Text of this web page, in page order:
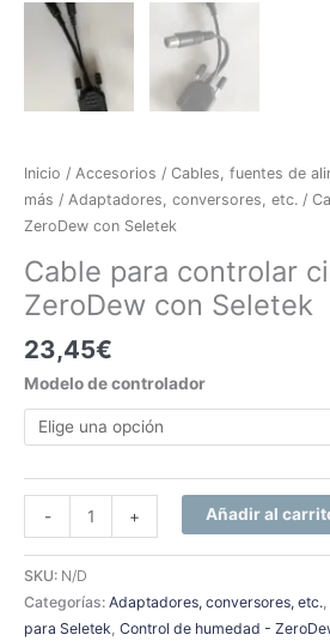
Inicio / Accesorios / Cables, fuentes de
más / Adaptadores, conversores, etc. /
ZeroDew con Seletek
Cable para controlar
ZeroDew con Seletek
23,45€
Modelo de controlador
- + Añadir al
SKU: N/D
Categorías: Adaptadores, conversores, etc.,
para Seletek, Control de humedad -